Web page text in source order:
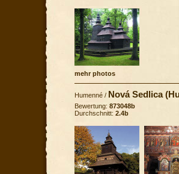
mehr photos
Humenné / Nová Sedlica
Bewertung: 873048b
Durchschnitt: 2.4b